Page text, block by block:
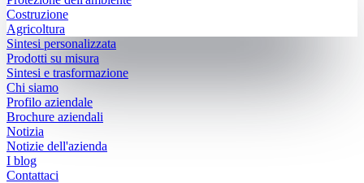
Costruzione
Agricoltura
Sintesi personalizzata
Prodotti su misura
Sintesi e trasformazione
Chi siamo
Profilo aziendale
Brochure aziendali
Notizia
Notizie dell'azienda
I blog
Contattaci